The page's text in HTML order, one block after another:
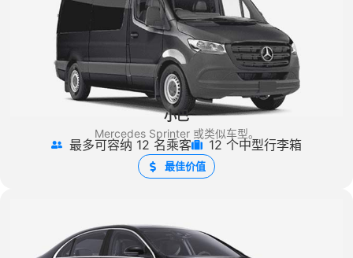
小巴
Mercedes Sprinter或类似车型。
最多可容纳 12 名乘客 12 个中型行李箱
最佳价值